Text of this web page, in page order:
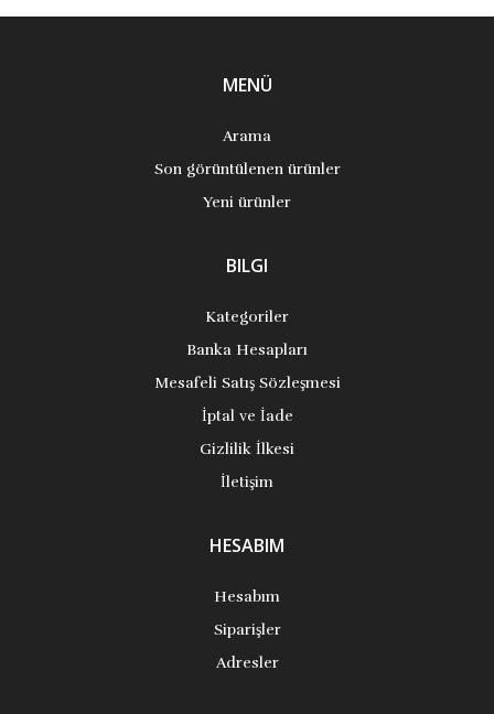
MENÜ
Arama
Son görüntülenen ürünler
Yeni ürünler
BILGI
Kategoriler
Banka Hesapları
Mesafeli Satış Sözleşmesi
İptal ve İade
Gizlilik İlkesi
İletişim
HESABIM
Hesabım
Siparişler
Adresler